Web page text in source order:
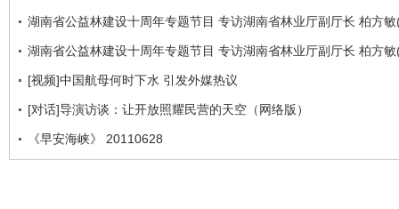
湖南省公益林建设十周年专题节目 专访湖南省林业厅副厅长 柏方
湖南省公益林建设十周年专题节目 专访湖南省林业厅副厅长 柏方
[视频]中国航母何时下水 引发外媒热议
[对话]导演访谈：让开放照耀民营的天空（网络版）
《早安海峡》 20110628